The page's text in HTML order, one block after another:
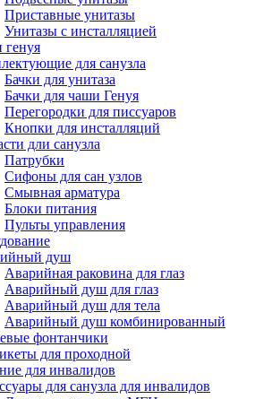
Приставные унитазы
Унитазы с инсталляцией
для санузла
Бачки для унитаза
Бачки для чаши Генуя
Перегородки для писсуаров
Кнопки для инсталляций
дли санузла
Патрубки
Сифоны для сан узлов
Смывная арматура
Блоки питания
Пульты управления
душ
Аварийная раковина для глаз
Аварийный душ для глаз
Аварийный душ для тела
Аварийный душ комбинированный
фонтанчики
для проходной
для инвалидов
для санузла для инвалидов